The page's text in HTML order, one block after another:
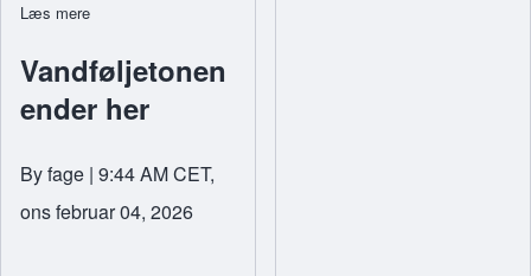
Læs mere
Vandføljetonen
ender her
Byfage | 9:44 AM CET,
ons februar 04, 2026